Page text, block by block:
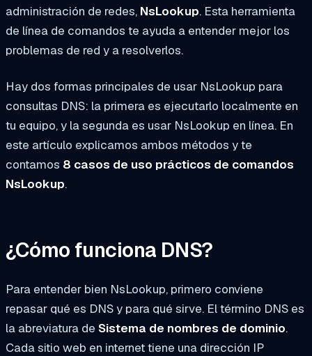
administración de redes, NsLookup. Esta herramienta
de línea de comandos te ayuda a entender mejor los
problemas de red y a resolverlos.
Hay dos formas principales de usar NsLookup para
consultas DNS: la primera es ejecutarlo localmente en
tu equipo, y la segunda es usar NsLookup en línea. En
este artículo explicamos ambos métodos y te
contamos 8 casos de uso prácticos de comandos
NsLookup.
¿Cómo funciona DNS?
Para entender bien NsLookup, primero conviene
repasar qué es DNS y para qué sirve. El término DNS es
la abreviatura de Sistema de nombres de dominio.
Cada sitio web en internet tiene una dirección IP